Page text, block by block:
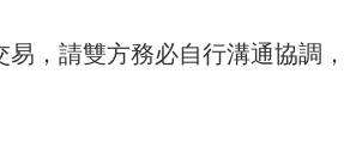
易，請雙方務必自行溝通協調